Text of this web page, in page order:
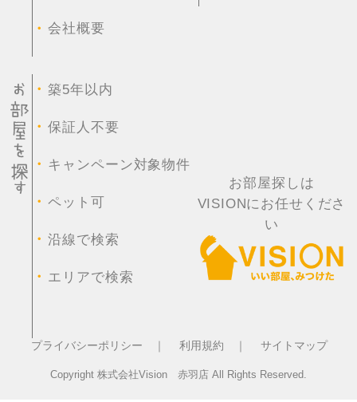
・会社概要
・築5年以内
・保証人不要
・ キャンペーン対象物件
・ペット可
・沿線で検索
・ エリアで検索
お部屋探しは
VISIONにお任せくださ
い
プライバシーポリシー ｜ 利用規約 ｜ サイトマップ
Copyright 株式会社Vision 赤羽店 All Rights Reserved.